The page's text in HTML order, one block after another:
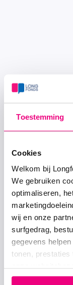
Toestemming
Cookies
Welkom bij
We gebruiken
optimaliseren,
wij en onze
surfgedrag,
gegevens
tonen,
moment